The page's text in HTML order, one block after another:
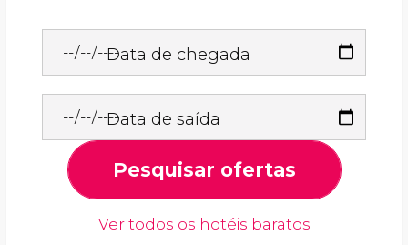
Data de chegada
Data de saída
Pesquisar ofertas
Ver todos os hotéis baratos